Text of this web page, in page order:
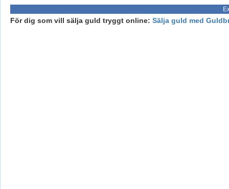
För dig som vill sälja guld tryggt online: Sälja guld med